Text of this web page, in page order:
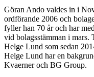
Göran Ando valdes in i
ordförande 2006 och
fyller han 70 år och har
vid bolagsstämman i mars.
Helge Lund som sedan
Helge Lund har en
Kvaerner och BG Group.